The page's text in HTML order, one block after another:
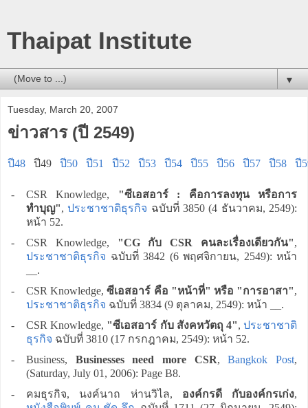
Thaipat Institute
▼
Tuesday, March 20, 2007
ข่าวสาร (ปี 2549)
ปี48 ปี49 ปี50 ปี51 ปี52 ปี53 ปี54 ปี55 ปี56 ปี57 ปี58 ปี
- CSR Knowledge, "ซีเอสอาร์ : คือการลงทุน หรือการ
ทำบุญ",ประชาชาติธุรกิจ ฉบับที่ 3850 (4 ธันวาคม, 2549):
หน้า 52.
-
CSR Knowledge, "CG กับ CSR คนละเรื่องเดียวกัน",
ประชาชาติธุรกิจ ฉบับที่ 3842 (6 พฤศจิกายน, 2549): หน้า
__.
-
CSR Knowledge,ซีเอสอาร์ คือ "หน้าที่" หรือ "การอาสา",
ประชาชาติธุรกิจ ฉบับที่ 3834 (9 ตุลาคม, 2549): หน้า __.
-
CSR Knowledge, "ซีเอสอาร์ กับ สังคหวัตถุ 4",ประชาชาติ
ธุรกิจ ฉบับที่ 3810 (17 กรกฎาคม, 2549): หน้า 52.
-
Business, Businesses need more CSR,Bangkok Post,
(Saturday, July 01, 2006): Page B8.
-
คมธุรกิจ, นงค์นาถ ห่านวิไล, องค์กรดี กับองค์กรเก่ง,